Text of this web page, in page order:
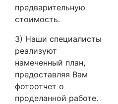
предварительную
стоимость.
3) Наши специалисты
реализуют
намеченный план,
предоставляя Вам
фотоотчет о
проделанной работе.